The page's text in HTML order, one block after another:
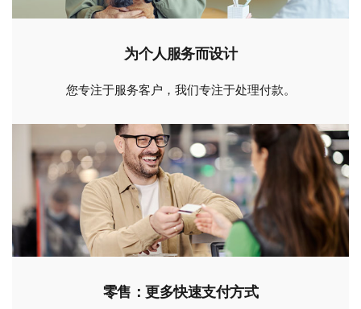
为个人服务而设计
您专注于服务客户，我们专注于处理付款。
零售：更多快速支付方式